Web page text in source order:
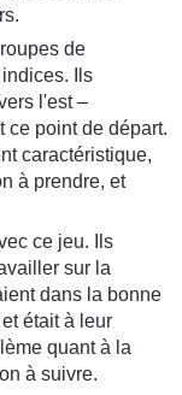
de
Ils
l'est –
ce point de départ.
caractéristique,
à prendre, et
ce jeu. Ils
sur la
dans la bonne
était à leur
quant à la
à suivre.